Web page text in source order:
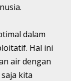
dalam
Hal ini
air dengan
kita